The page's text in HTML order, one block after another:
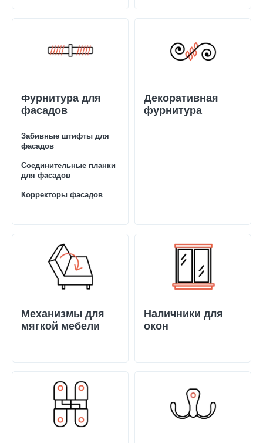
Фурнитура для
фасадов
Забивные штифты для
фасадов
Соединительные планки
для фасадов
Корректоры фасадов
Декоративная
фурнитура
Механизмы для
мягкой мебели
Наличники для
окон